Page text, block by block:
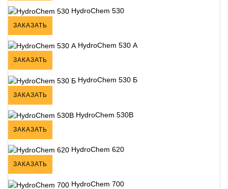
HydroChem 530
ЗАКАЗАТЬ
HydroChem 530 А
ЗАКАЗАТЬ
HydroChem 530 Б
ЗАКАЗАТЬ
HydroChem 530В
ЗАКАЗАТЬ
HydroChem 620
ЗАКАЗАТЬ
HydroChem 700